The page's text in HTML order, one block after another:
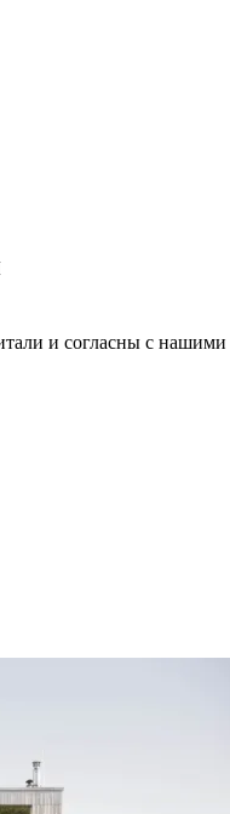
и согласны с нашими